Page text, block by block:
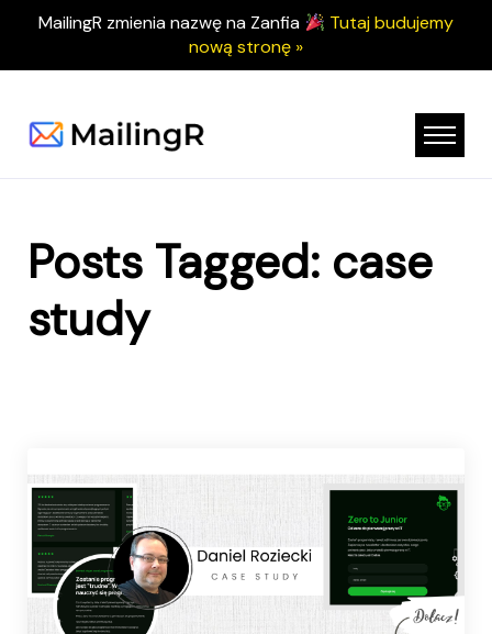
MailingR zmienia nazwę na Zanfia
Tutaj budujemy
nową stronę »
Posts Tagged: case
study